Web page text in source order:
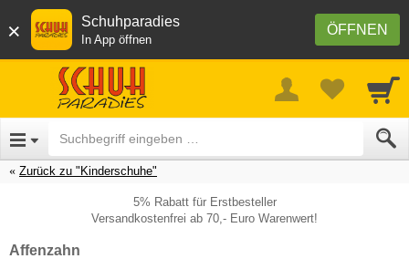
× ÖFFNEN
Schuhparadies
In App öffnen
Zurück zu "Kinderschuhe"
5% Rabatt für Erstbesteller
Versandkostenfrei ab 70,- Euro Warenwert!
Affenzahn